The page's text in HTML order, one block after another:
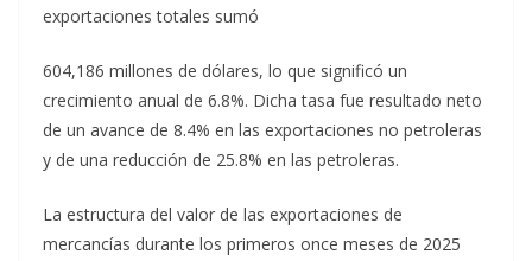
exportaciones totales sumó
604,186 millones de dólares, lo que significó un
crecimiento anual de 6.8%. Dicha tasa fue resultado neto
de un avance de 8.4% en las exportaciones no petroleras
y de una reducción de 25.8% en las petroleras.
La estructura del valor de las exportaciones de
mercancías durante los primeros once meses de 2025